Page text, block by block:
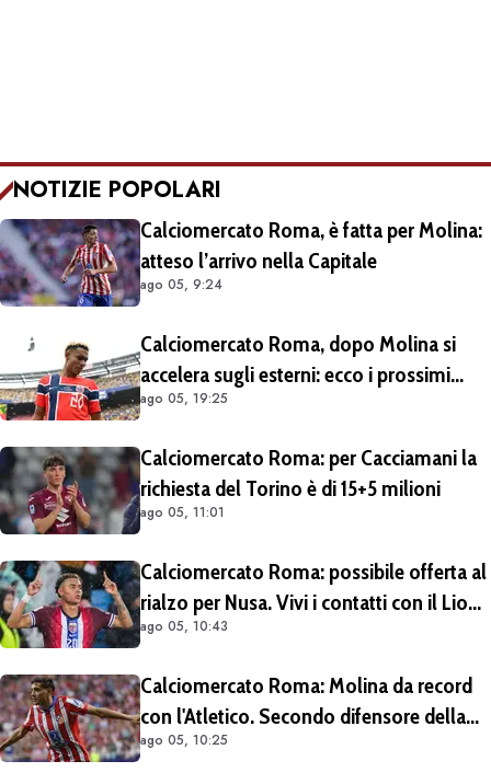
NOTIZIE POPOLARI
Calciomercato Roma, è fatta per Molina:
atteso l’arrivo nella Capitale
ago 05, 9:24
Calciomercato Roma, dopo Molina si
accelera sugli esterni: ecco i prossimi
obiettivi
ago 05, 19:25
Calciomercato Roma: per Cacciamani la
richiesta del Torino è di 15+5 milioni
ago 05, 11:01
Calciomercato Roma: possibile offerta al
rialzo per Nusa. Vivi i contatti con il Lione
per Fofana
ago 05, 10:43
Calciomercato Roma: Molina da record
con l'Atletico. Secondo difensore della
Liga per gol e assist nelle ultime 4
ago 05, 10:25